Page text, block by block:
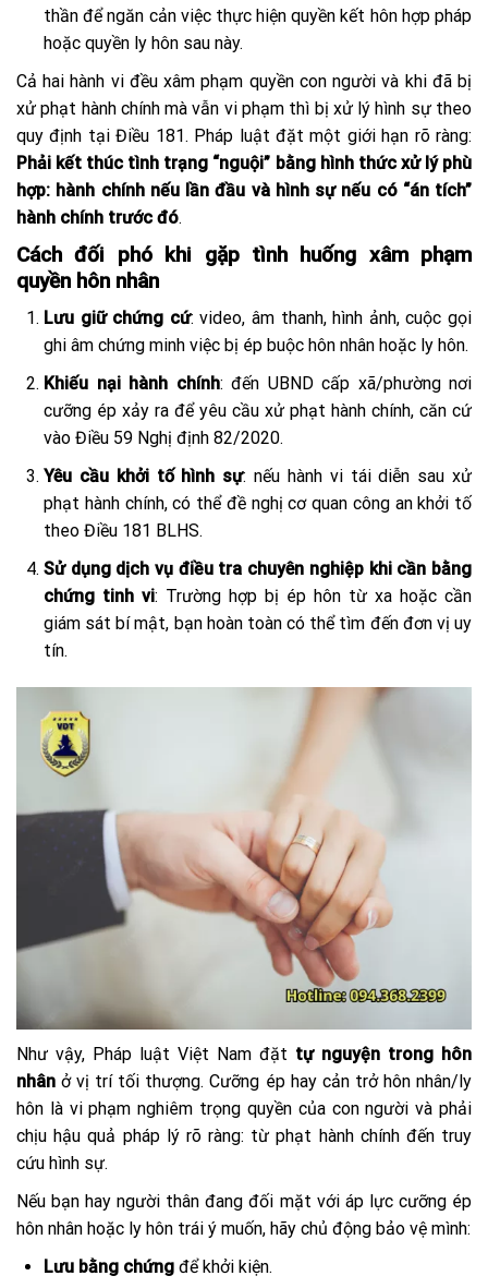
thần để ngăn cản việc thực hiện quyền kết hôn hợp pháp
hoặc quyền ly hôn sau này.
Cả hai hành vi đều xâm phạm quyền con người và khi đã bị
xử phạt hành chính mà vẫn vi phạm thì bị xử lý hình sự theo
quy định tại Điều 181. Pháp luật đặt một giới hạn rõ ràng:
Phải kết thúc tình trạng “nguội” bằng hình thức xử lý phù
hợp: hành chính nếu lần đầu và hình sự nếu có “án tích”
hành chính trước đó.
Cách đối phó khi gặp tình huống xâm phạm
quyền hôn nhân
Lưu giữ chứng cứ: video, âm thanh, hình ảnh, cuộc gọi
ghi âm chứng minh việc bị ép buộc hôn nhân hoặc ly hôn.
Khiếu nại hành chính: đến UBND cấp xã/phường nơi
cưỡng ép xảy ra để yêu cầu xử phạt hành chính, căn cứ
vào Điều 59 Nghị định 82/2020.
Yêu cầu khởi tố hình sự: nếu hành vi tái diễn sau xử
phạt hành chính, có thể đề nghị cơ quan công an khởi tố
theo Điều 181 BLHS.
Sử dụng dịch vụ điều tra chuyên nghiệp khi cần bằng
chứng tinh vi: Trường hợp bị ép hôn từ xa hoặc cần
giám sát bí mật, bạn hoàn toàn có thể tìm đến đơn vị uy
tín.
Như vậy, Pháp luật Việt Nam đặt tự nguyện trong hôn
nhân ở vị trí tối thượng. Cưỡng ép hay cản trở hôn nhân/ly
hôn là vi phạm nghiêm trọng quyền của con người và phải
chịu hậu quả pháp lý rõ ràng: từ phạt hành chính đến truy
cứu hình sự.
Nếu bạn hay người thân đang đối mặt với áp lực cưỡng ép
hôn nhân hoặc ly hôn trái ý muốn, hãy chủ động bảo vệ mình:
Lưu bằng chứng để khởi kiện.